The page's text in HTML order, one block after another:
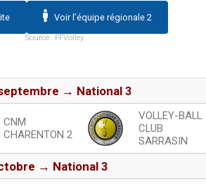
Voir l’équipe régionale 2
Source : FFVolley
→ National 3
CNM
CHARENTON 2
VOLLEY-BALL
CLUB
SARRASIN
→ National 3